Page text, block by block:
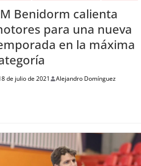
Benidorm calienta
para una nueva
en la máxima
de julio de 2021 Alejandro Domínguez